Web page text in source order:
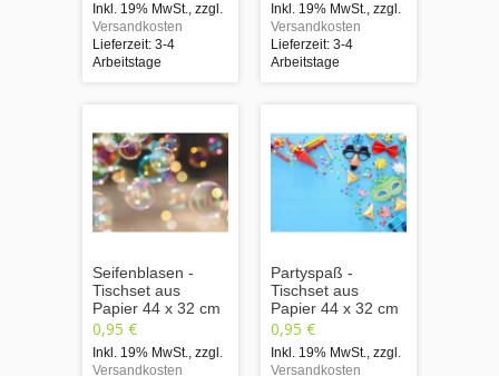
Inkl. 19% MwSt., zzgl.
Versandkosten
Lieferzeit: 3-4
Arbeitstage
Inkl. 19% MwSt., zzgl.
Versandkosten
Lieferzeit: 3-4
Arbeitstage
Seifenblasen -
Tischset aus
Papier 44 x 32 cm
0,95 €
Inkl. 19% MwSt., zzgl.
Versandkosten
Partyspaß -
Tischset aus
Papier 44 x 32 cm
0,95 €
Inkl. 19% MwSt., zzgl.
Versandkosten